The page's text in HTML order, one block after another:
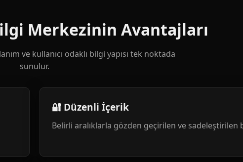
Merkezinin Avantajları
ve kullanıcı odaklı bilgi yapısı tek noktada
sunulur.
🔐 Düzenli İçerik
Belirli aralıklarla gözden geçirilen ve sadeleştirilen